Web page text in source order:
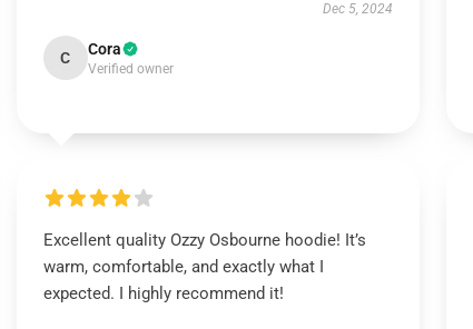
Dec 5, 2024
C Cora
Verified owner
Excellent quality Ozzy Osbourne hoodie! It’s
warm, comfortable, and exactly what I
expected. I highly recommend it!